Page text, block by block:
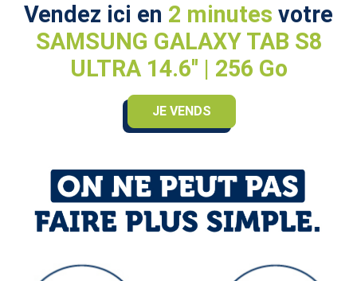
Vendez ici en 2 minutes votre
SAMSUNG GALAXY TAB S8
ULTRA 14.6'' | 256 Go
JE VENDS